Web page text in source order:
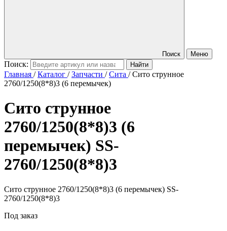
Поиск Меню
Поиск:
Главная /Каталог /Запчасти /Сита /Сито струнное
2760/1250(8*8)3 (6 перемычек)
Сито струнное
2760/1250(8*8)3 (6
перемычек) SS-
2760/1250(8*8)3
Сито струнное 2760/1250(8*8)3 (6 перемычек) SS-
2760/1250(8*8)3
Под заказ